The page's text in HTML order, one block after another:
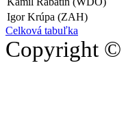
Igor Krúpa (ZAH)
Celková tabuľka
Copyright ©